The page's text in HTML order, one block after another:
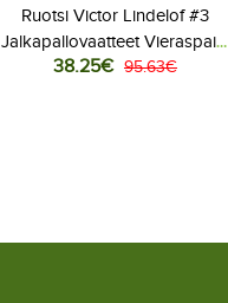
Ruotsi Victor Lindelof #3
Jalkapallovaatteet Vieraspaita
MM-kisat 2026 Lyhythihainen
38.25€ 95.63€